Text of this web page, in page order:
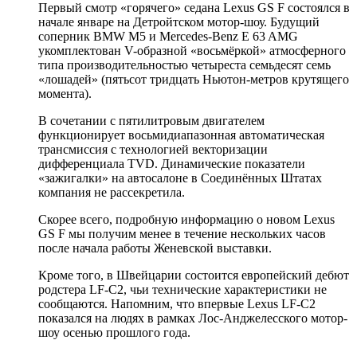
Первый смотр «горячего» седана Lexus GS F состоялся в
начале январе на Детройтском мотор-шоу. Будущий
соперник BMW M5 и Mercedes-Benz E 63 AMG
укомплектован V-образной «восьмёркой» атмосферного
типа производительностью четыреста семьдесят семь
«лошадей» (пятьсот тридцать Ньютон-метров крутящего
момента).
В сочетании с пятилитровым двигателем
функционирует восьмидиапазонная автоматическая
трансмиссия с технологией векторизации
дифференциала TVD. Динамические показатели
«зажигалки» на автосалоне в Соединённых Штатах
компания не рассекретила.
Скорее всего, подробную информацию о новом Lexus
GS F мы получим менее в течение нескольких часов
после начала работы Женевской выставки.
Кроме того, в Швейцарии состоится европейский дебют
родстера LF-C2, чьи технические характеристики не
сообщаются. Напомним, что впервые Lexus LF-C2
показался на людях в рамках Лос-Анджелесского мотор-
шоу осенью прошлого года.